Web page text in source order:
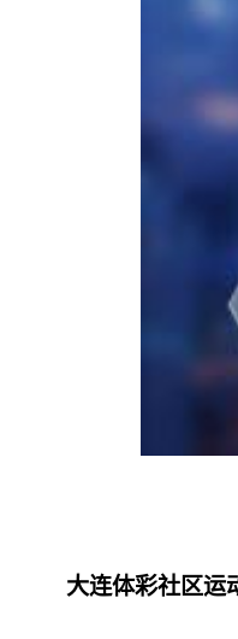
大连体彩社区运